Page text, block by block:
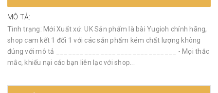
MÔ TẢ:
Tình trạng: Mới Xuất xứ: UK Sản phẩm là bài Yugioh chính hãng,
shop cam kết 1 đổi 1 với các sản phẩm kém chất lượng không
đúng với mô tả ______________________________ - Mọi thắc
mắc, khiếu nại các bạn liên lạc với shop...